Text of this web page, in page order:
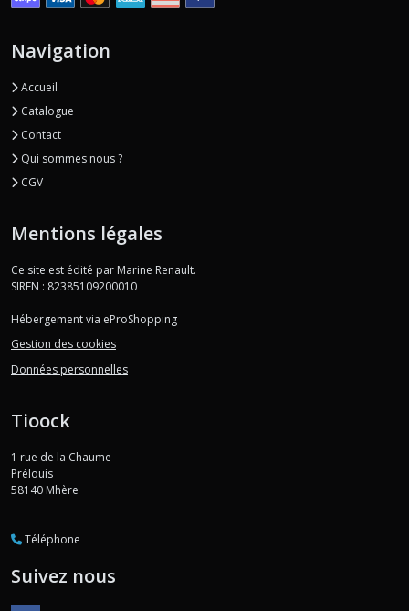
Navigation
Accueil
Catalogue
Contact
Qui sommes nous ?
CGV
Mentions légales
Ce site est édité par Marine Renault.
SIREN : 82385109200010
Hébergement via eProShopping
Gestion des cookies
Données personnelles
Tioock
1 rue de la Chaume
Prélouis
58140 Mhère
Téléphone
Suivez nous